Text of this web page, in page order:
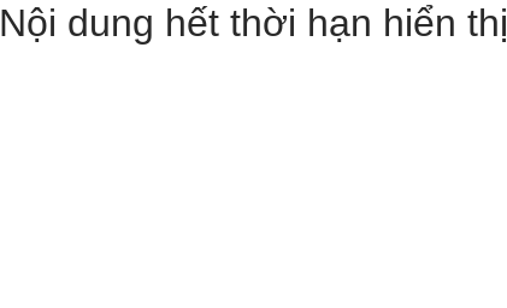
Nội dung hết thời hạn hiển thị